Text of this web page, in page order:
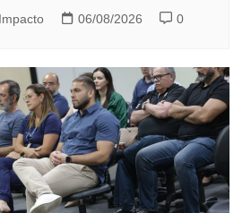
06/08/2026 0